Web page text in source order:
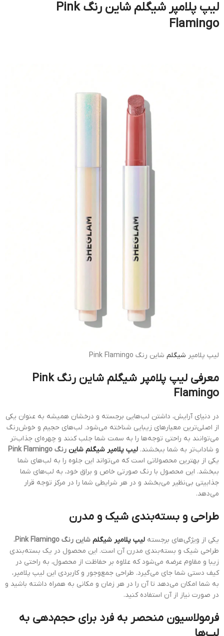
لیپ پلامپر شیگلم شاین رنگ Pink
Flamingo
لیپ پلامپر شیگلم شاین رنگ Pink Flamingo
معرفی لیپ پلامپر شیگلم شاین رنگ Pink
Flamingo
در دنیای آرایش، داشتن لب‌هایی برجسته و درخشان همیشه به عنوان یکی
از اصلی‌ترین معیارهای زیبایی شناخته می‌شود. لب‌های حجیم و خوش‌رنگ
می‌توانند به راحتی توجه‌ها را به سمت شما جلب کنند و چهره‌ای جذاب‌تر
و شاداب‌تر به شما ببخشند. لیپ پلامپر شیگلم شاین رنگ Pink Flamingo
یکی از بهترین محصولاتی است که می‌تواند این جلوه را به لب‌های شما
ببخشد. این محصول با رنگ صورتی خاص و براق خود، به لب‌های شما
جذابیتی بی‌نظیر می‌بخشد و در هر شرایطی شما را در مرکز توجه قرار
می‌دهد.
طراحی و بسته‌بندی شیک و مدرن
یکی از ویژگی‌های برجسته لیپ پلامپر شیگلم شاین رنگ Pink Flamingo
،
طراحی شیک و بسته‌بندی مدرن آن است. این محصول در یک بسته‌بندی
زیبا و مقاوم عرضه می‌شود که علاوه بر حفاظت از محصول، به راحتی در
کیف دستی شما جای می‌گیرد. طراحی جمع‌وجور و کاربردی این لیپ پلامپر،
به شما امکان می‌دهد تا آن را در هر زمان و مکانی به همراه داشته باشید و
در صورت نیاز از آن استفاده کنید.
فرمولاسیون منحصر به فرد برای حجم‌دهی به
لب‌ها